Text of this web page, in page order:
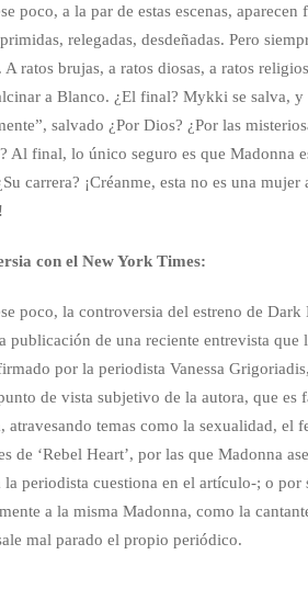
poco, a la par de estas escenas,
relegadas, desdeñadas. Pero
ratos brujas, a ratos diosas, a ratos
a Blanco. ¿El final? Mykki se salva,
salvado ¿Por Dios? ¿Por las
Al final, lo único seguro es que Madonna
carrera? ¡Créanme, esta no es una
con el New York Times:
poco, la controversia del estreno de
publicación de una reciente entrevista
por la periodista Vanessa
de vista subjetivo de la autora, que es
atravesando temas como la sexualidad, el
de ‘Rebel Heart’, por las que Madonna
la periodista cuestiona en el artículo-; o
a la misma Madonna, como la
mal parado el propio periódico.